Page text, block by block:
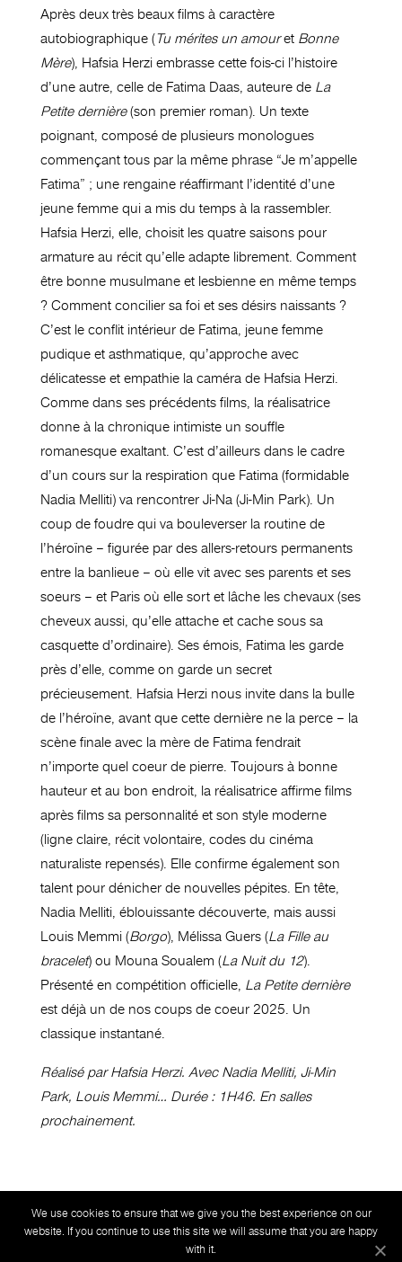
Après deux très beaux films à caractère
autobiographique (Tu mérites un amouret Bonne
Mère), Hafsia Herzi embrasse cette fois-ci l’histoire
d’une autre, celle de Fatima Daas, auteure de La
Petite dernière(son premier roman). Un texte
poignant, composé de plusieurs monologues
commençant tous par la même phrase “Je m’appelle
Fatima” ; une rengaine réaffirmant l’identité d’une
jeune femme qui a mis du temps à la rassembler.
Hafsia Herzi, elle, choisit les quatre saisons pour
armature au récit qu’elle adapte librement. Comment
être bonne musulmane et lesbienne en même temps
? Comment concilier sa foi et ses désirs naissants ?
C’est le conflit intérieur de Fatima, jeune femme
pudique et asthmatique, qu’approche avec
délicatesse et empathie la caméra de Hafsia Herzi.
Comme dans ses précédents films, la réalisatrice
donne à la chronique intimiste un souffle
romanesque exaltant. C’est d’ailleurs dans le cadre
d’un cours sur la respiration que Fatima (formidable
Nadia Melliti) va rencontrer Ji-Na (Ji-Min Park). Un
coup de foudre qui va bouleverser la routine de
l’héroïne – figurée par des allers-retours permanents
entre la banlieue – où elle vit avec ses parents et ses
soeurs – et Paris où elle sort et lâche les chevaux (ses
cheveux aussi, qu’elle attache et cache sous sa
casquette d’ordinaire). Ses émois, Fatima les garde
près d’elle, comme on garde un secret
précieusement. Hafsia Herzi nous invite dans la bulle
de l’héroïne, avant que cette dernière ne la perce – la
scène finale avec la mère de Fatima fendrait
n’importe quel coeur de pierre. Toujours à bonne
hauteur et au bon endroit, la réalisatrice affirme films
après films sa personnalité et son style moderne
(ligne claire, récit volontaire, codes du cinéma
naturaliste repensés). Elle confirme également son
talent pour dénicher de nouvelles pépites. En tête,
Nadia Melliti, éblouissante découverte, mais aussi
Louis Memmi (Borgo), Mélissa Guers (La Fille au
bracelet) ou Mouna Soualem (La Nuit du 12).
Présenté en compétition officielle, La Petite dernière
est déjà un de nos coups de coeur 2025. Un
classique instantané.
Réalisé par Hafsia Herzi. Avec Nadia Melliti, Ji-Min
Park, Louis Memmi… Durée : 1H46. En salles
prochainement.
Mentions légales Politique de confidentialité
We use cookies to ensure that we give you the best experience on our
website. If you continue to use this site we will assume that you are happy
with it.